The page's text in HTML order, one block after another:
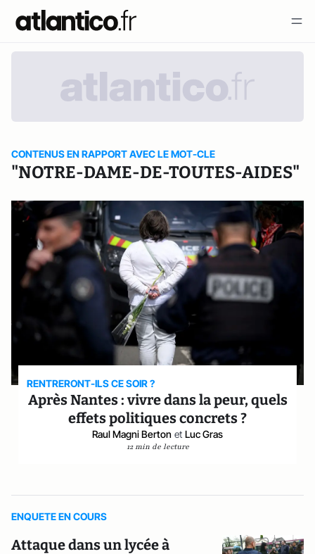
CONTENUS EN RAPPORT AVEC LE MOT-CLE
"NOTRE-DAME-DE-TOUTES-AIDES"
RENTRERONT-ILS CE SOIR ?
Après Nantes : vivre dans la peur, quels
effets politiques concrets ?
Raul Magni Berton et Luc Gras
12 min de lecture
ENQUETE EN COURS
Attaque dans un lycée à